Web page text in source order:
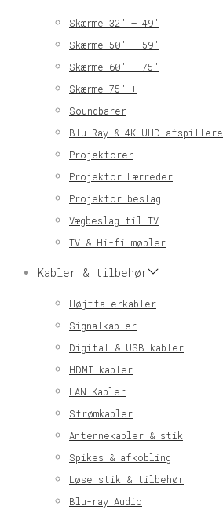
Skærme 32″ – 49″
Skærme 50″ – 59″
Skærme 60″ – 75″
Skærme 75″ +
Soundbarer
Blu-Ray & 4K UHD afspillere
Projektorer
Projektor Lærreder
Projektor beslag
Vægbeslag til TV
TV & Hi-fi møbler
Kabler & tilbehør
Højttalerkabler
Signalkabler
Digital & USB kabler
HDMI kabler
LAN Kabler
Strømkabler
Antennekabler & stik
Spikes & afkobling
Løse stik & tilbehør
Blu-ray Audio